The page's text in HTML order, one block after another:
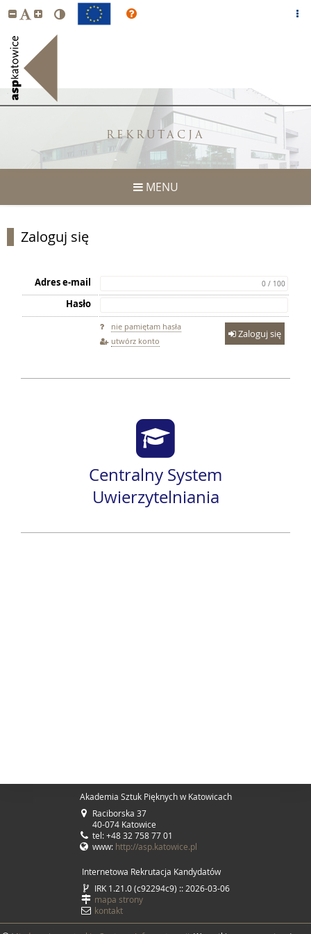
REKRUTACJA
MENU
Zaloguj się
Adres e-mail 0 / 100
Hasło
nie pamiętam hasła
utwórz konto
Zaloguj się
Centralny System
Uwierzytelniania
Akademia Sztuk Pięknych w Katowicach
Raciborska 37
40-074 Katowice
tel: +48 32 758 77 01
www: http://asp.katowice.pl
Internetowa Rekrutacja Kandydatów
IRK 1.21.0 (c92294c9) :: 2026-03-06
mapa strony
kontakt